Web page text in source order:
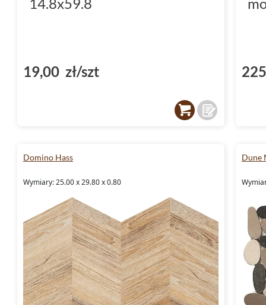
19,00 zł/szt
Domino Hass
Wymiary: 25.00 x 29.80 x 0.80
Dune